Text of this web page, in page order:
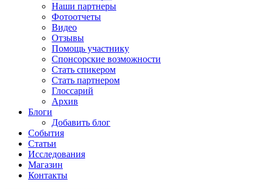
Наши партнеры
Фотоотчеты
Видео
Отзывы
Помощь участнику
Спонсорские возможности
Стать спикером
Стать партнером
Глоссарий
Архив
Блоги
Добавить блог
События
Статьи
Исследования
Магазин
Контакты